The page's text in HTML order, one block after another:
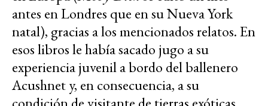
antes en Londres que en su Nueva York
natal), gracias a los mencionados relatos. En
esos libros le había sacado jugo a su
experiencia juvenil a bordo del ballenero
Acushnet y, en consecuencia, a su